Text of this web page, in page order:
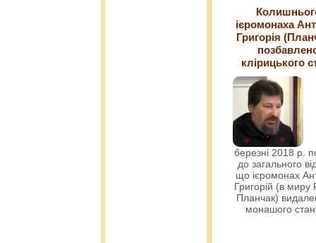
ієромонаха
Григорія
клірицького
березні 2018 р.
до загального
що ієромонах
Григорій (в миру
Планчак)
монашого